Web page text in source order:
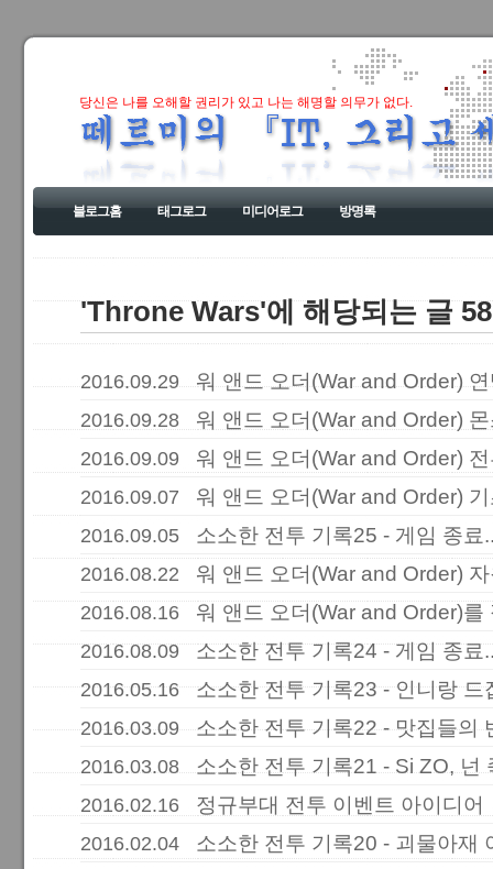
당신은 나를 오해할 권리가 있고 나는 해명할 의무가 없다.
블로그홈 태그로그 미디어로그 방명록
'Throne Wars'에 해당되는 글
2016.09.29 워 앤드 오더(War and Order)
2016.09.28 워 앤드 오더(War and Order)
2016.09.09 워 앤드 오더(War and Order)
2016.09.07 워 앤드 오더(War and Order)
2016.09.05 소소한 전투 기록25 - 게임 종료
2016.08.22 워 앤드 오더(War and Order)
2016.08.16 워 앤드 오더(War and Order)를
2016.08.09 소소한 전투 기록24 - 게임 종료
2016.05.16 소소한 전투 기록23 - 인니랑 드
2016.03.09 소소한 전투 기록22 - 맛집들의
2016.03.08 소소한 전투 기록21 - Si ZO, 넌
2016.02.16 정규부대 전투 이벤트 아이디어
2016.02.04 소소한 전투 기록20 - 괴물아재